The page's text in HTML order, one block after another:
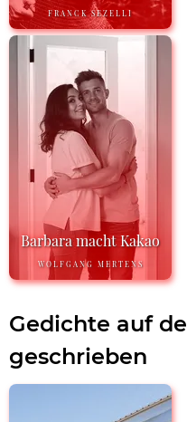
FRANCK SEZELLI
Barbara macht Kakao
WOLFGANG MERTENS
Gedichte auf
geschrieben